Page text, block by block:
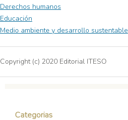
Derechos humanos
Educación
Medio ambiente y desarrollo sustentable
Copyright (c) 2020 Editorial ITESO
Categorias